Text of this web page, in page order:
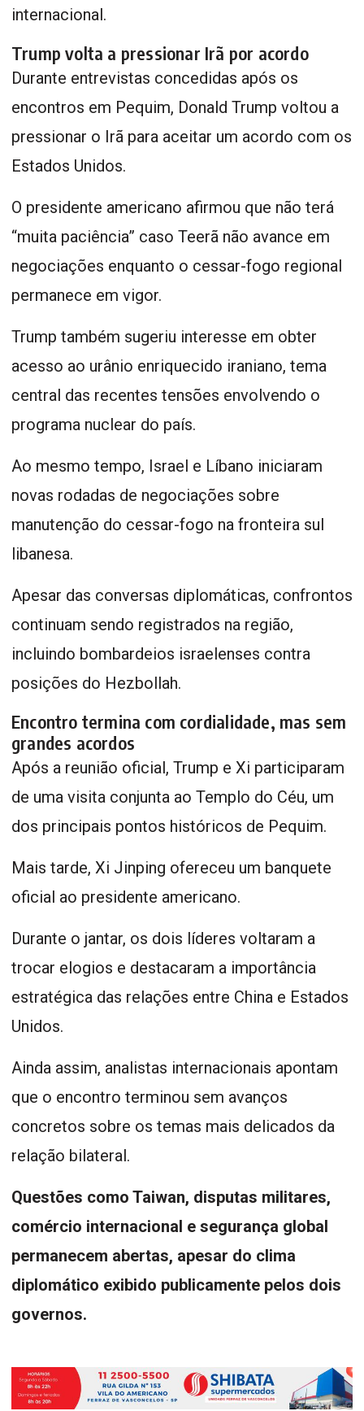
internacional.
Trump volta a pressionar Irã por acordo
Durante entrevistas concedidas após os
encontros em Pequim, Donald Trump voltou a
pressionar o Irã para aceitar um acordo com os
Estados Unidos.
O presidente americano afirmou que não terá
“muita paciência” caso Teerã não avance em
negociações enquanto o cessar-fogo regional
permanece em vigor.
Trump também sugeriu interesse em obter
acesso ao urânio enriquecido iraniano, tema
central das recentes tensões envolvendo o
programa nuclear do país.
Ao mesmo tempo, Israel e Líbano iniciaram
novas rodadas de negociações sobre
manutenção do cessar-fogo na fronteira sul
libanesa.
Apesar das conversas diplomáticas, confrontos
continuam sendo registrados na região,
incluindo bombardeios israelenses contra
posições do Hezbollah.
Encontro termina com cordialidade, mas sem
grandes acordos
Após a reunião oficial, Trump e Xi participaram
de uma visita conjunta ao Templo do Céu, um
dos principais pontos históricos de Pequim.
Mais tarde, Xi Jinping ofereceu um banquete
oficial ao presidente americano.
Durante o jantar, os dois líderes voltaram a
trocar elogios e destacaram a importância
estratégica das relações entre China e Estados
Unidos.
Ainda assim, analistas internacionais apontam
que o encontro terminou sem avanços
concretos sobre os temas mais delicados da
relação bilateral.
Questões como Taiwan, disputas militares,
comércio internacional e segurança global
permanecem abertas, apesar do clima
diplomático exibido publicamente pelos dois
governos.